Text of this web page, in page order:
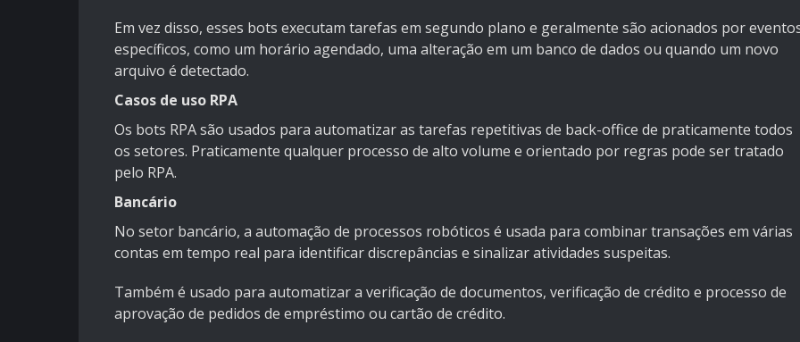
Em vez disso, esses bots executam tarefas em segundo plano e geralmente são acionados por
específicos, como um horário agendado, uma alteração em um banco de dados ou quando um novo
arquivo é detectado.
Casos de uso RPA
Os bots RPA são usados para automatizar as tarefas repetitivas de back-office de praticamente todos
os setores. Praticamente qualquer processo de alto volume e orientado por regras pode ser tratado
pelo RPA.
Bancário
No setor bancário, a automação de processos robóticos é usada para combinar transações em várias
contas em tempo real para identificar discrepâncias e sinalizar atividades suspeitas.
Também é usado para automatizar a verificação de documentos, verificação de crédito e processo de
aprovação de pedidos de empréstimo ou cartão de crédito.